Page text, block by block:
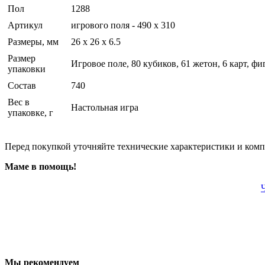
Пол
1288
Артикул
игрового поля - 490 х 310
Размеры, мм
26 x 26 x 6.5
Размер
упаковки
Игровое поле, 80 кубиков, 61 жетон, 6 карт,
Состав
740
Вес в
упаковке, г
Настольная игра
Перед покупкой уточняйте технические характеристики и
Маме в помощь!
Мы рекомендуем